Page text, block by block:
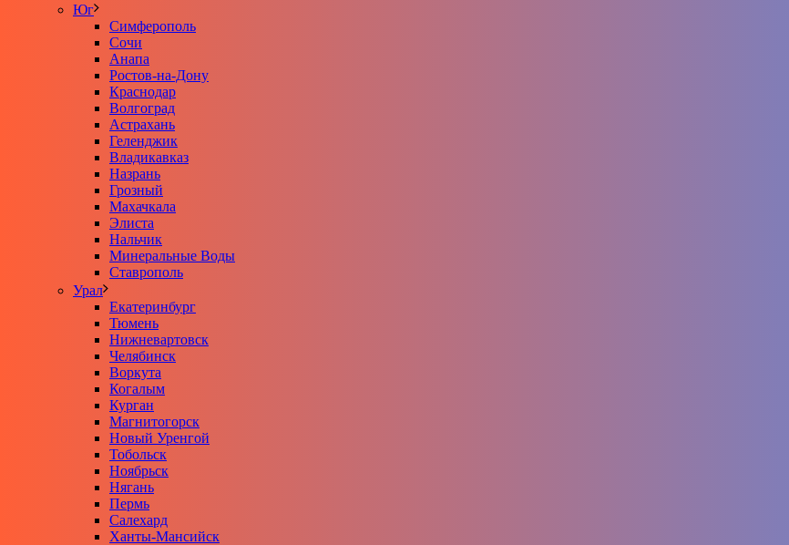
Юг
Симферополь
Сочи
Анапа
Ростов-на-Дону
Краснодар
Волгоград
Астрахань
Геленджик
Владикавказ
Назрань
Грозный
Махачкала
Элиста
Нальчик
Минеральные Воды
Ставрополь
Урал
Екатеринбург
Тюмень
Нижневартовск
Челябинск
Воркута
Когалым
Курган
Магнитогорск
Новый Уренгой
Тобольск
Ноябрьск
Нягань
Пермь
Салехард
Ханты-Мансийск